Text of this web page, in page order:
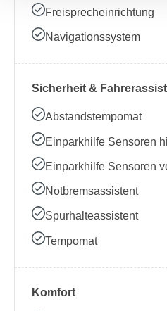
Freisprecheinrichtung
Navigationssystem
Sicherheit &
Abstandstempomat
Einparkhilfe Sensoren
Einparkhilfe Sensoren
Notbremsassistent
Spurhalteassistent
Tempomat
Komfort